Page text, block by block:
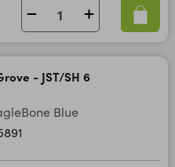
- JST/SH 6
Blue